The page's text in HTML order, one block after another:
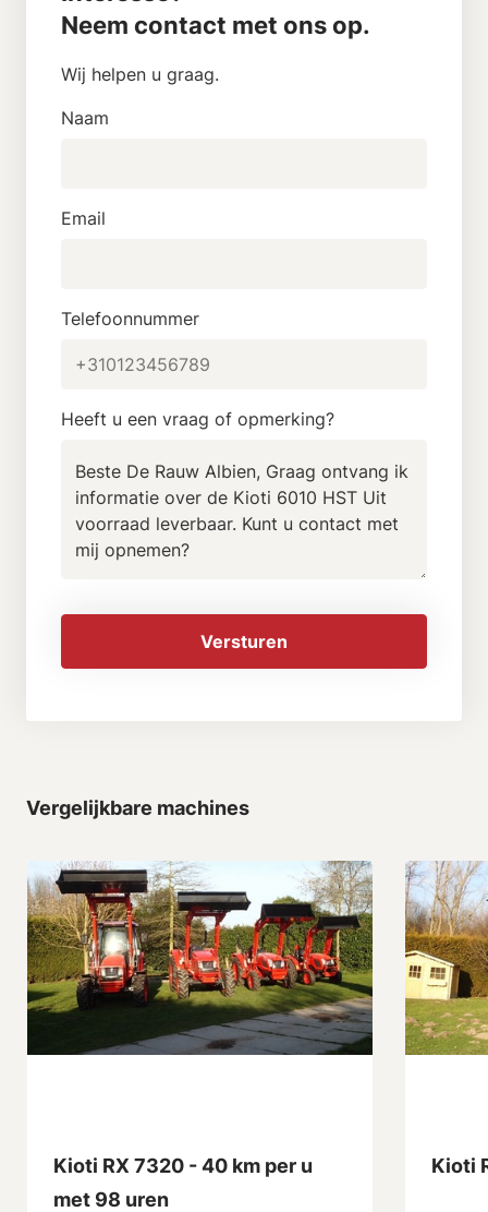
Neem contact met ons op.
Wij helpen u graag.
Naam
Email
Telefoonnummer
Heeft u een vraag of opmerking?
Versturen
Vergelijkbare machines
Kioti RX 7320 - 40 km per u
met 98 uren
Kioti